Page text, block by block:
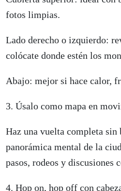
fotos limpias.
Lado derecho o izquierdo:
colócate donde estén los
Abajo: mejor si hace calor,
3. Úsalo como mapa en
Haz una vuelta completa sin
panorámica mental de la
pasos, rodeos y discusiones
4. Hop on, hop off con